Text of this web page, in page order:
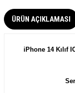
ÜRÜN AÇIKLAMASI
iPhone 14 Kılıf